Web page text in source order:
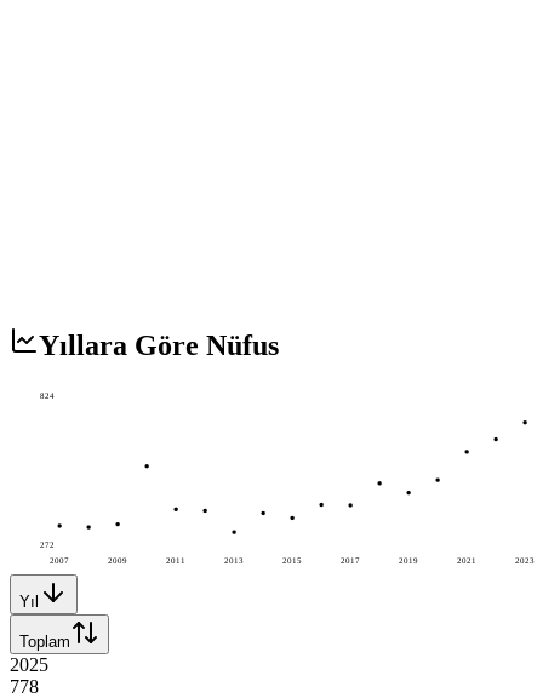
Yıllara Göre Nüfus
2007 2009 2011 2013 2015 2017 2019 2021 2023
824
272
Yıl
Toplam
2025
778